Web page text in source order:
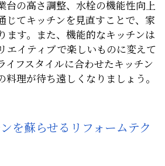
台の高さ調整、水栓の機能性向上
じてキッチンを見直すことで、家
ます。また、機能的なキッチンは
エイティブで楽しいものに変えて
イフスタイルに合わせたキッチン
料理が待ち遠しくなりましょう。
を蘇らせるリフォームテク